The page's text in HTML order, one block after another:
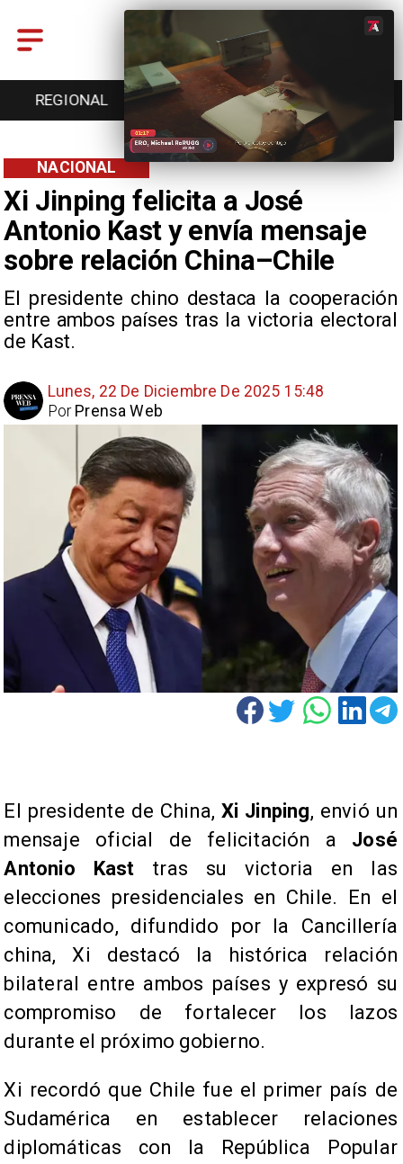
REGIONAL ENTRETENCIÓN DEPORTES
Xi Jinping felicita a José
Antonio Kast y envía mensaje
sobre relación China–Chile
El presidente chino destaca la cooperación
entre ambos países tras la victoria electoral
de Kast.
NACIONAL
Lunes, 22 De Diciembre De 2025 15:48
Prensa Web
Por
El presidente de China, Xi Jinping, envió un
mensaje oficial de felicitación a José
Antonio Kast tras su victoria en las
elecciones presidenciales en Chile. En el
comunicado, difundido por la Cancillería
china, Xi destacó la histórica relación
bilateral entre ambos países y expresó su
compromiso de fortalecer los lazos
durante el próximo gobierno.
Xi recordó que Chile fue el primer país de
Sudamérica en establecer relaciones
diplomáticas con la República Popular